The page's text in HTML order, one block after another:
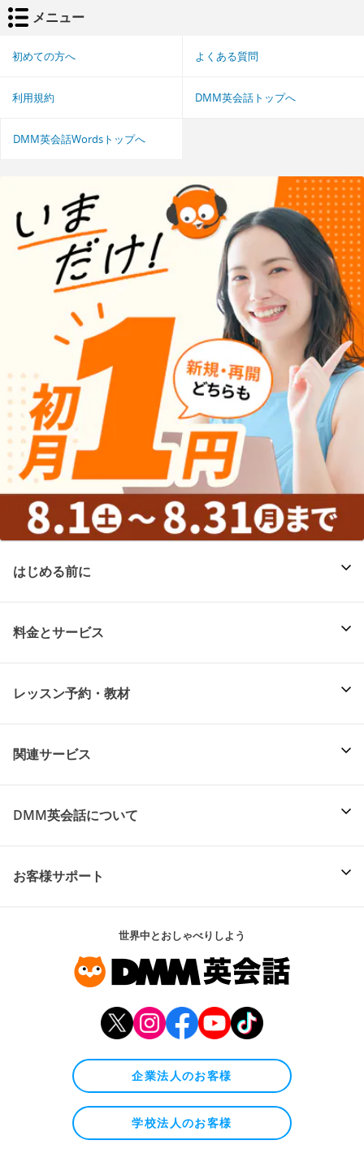
メニュー
初めての方へ よくある質問
利用規約 DMM英会話トップへ
DMM英会話Wordsトップへ
はじめる前に
料金とサービス
レッスン予約・教材
関連サービス
DMM英会話について
お客様サポート
世界中とおしゃべりしよう
企業法人のお客様
学校法人のお客様